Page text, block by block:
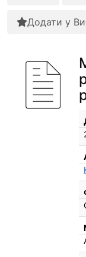
Додати у